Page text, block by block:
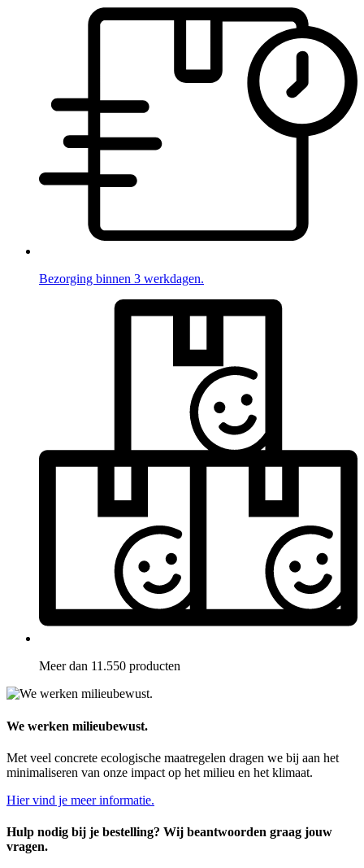
Bezorging binnen 3 werkdagen.
Meer dan 11.550 producten
We werken milieubewust.
Met veel concrete ecologische maatregelen dragen we bij aan het
minimaliseren van onze impact op het milieu en het klimaat.
Hier vind je meer informatie.
Hulp nodig bij je bestelling? Wij beantwoorden graag jouw
vragen.